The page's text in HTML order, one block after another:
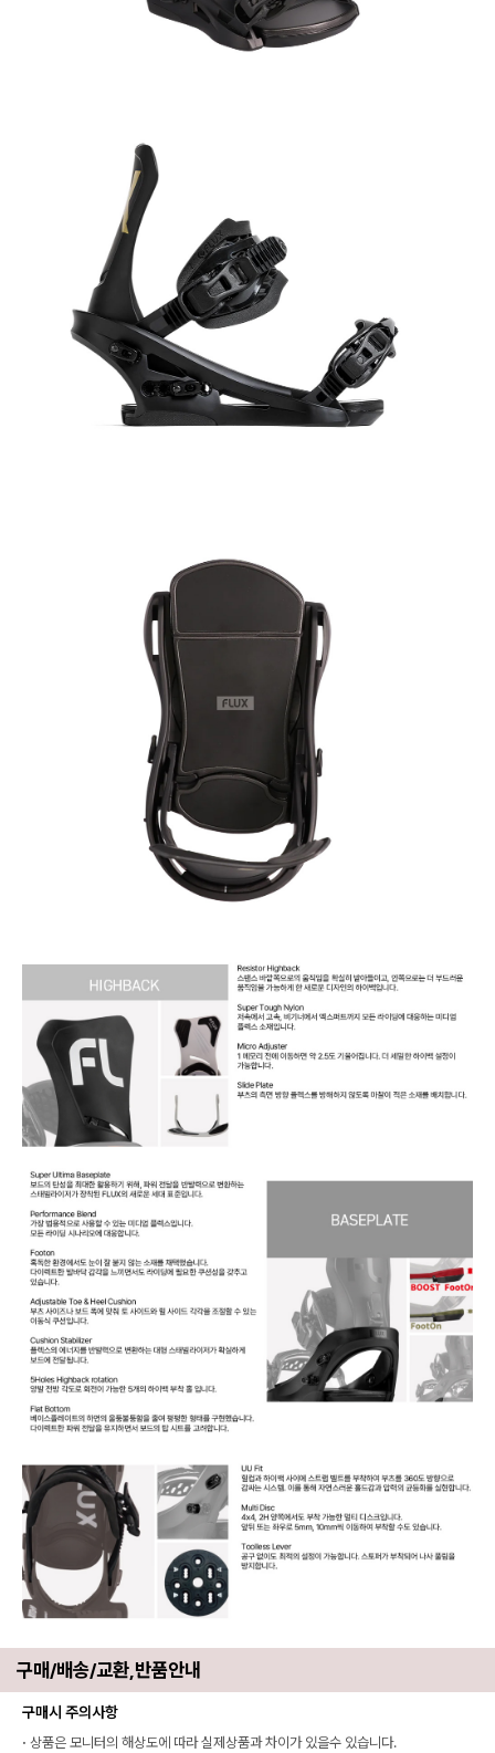
구매/배송/교환,반품안내
구매시 주의사항
· 상품은 모니터의 해상도에 따라 실제상품과 차이가 있을수 있습니다.